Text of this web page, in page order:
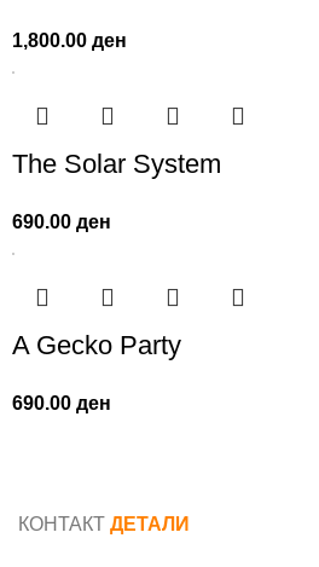
1,800.00ден
The Solar System
690.00ден
A Gecko Party
690.00ден
КОНТАКТ ДЕТАЛИ